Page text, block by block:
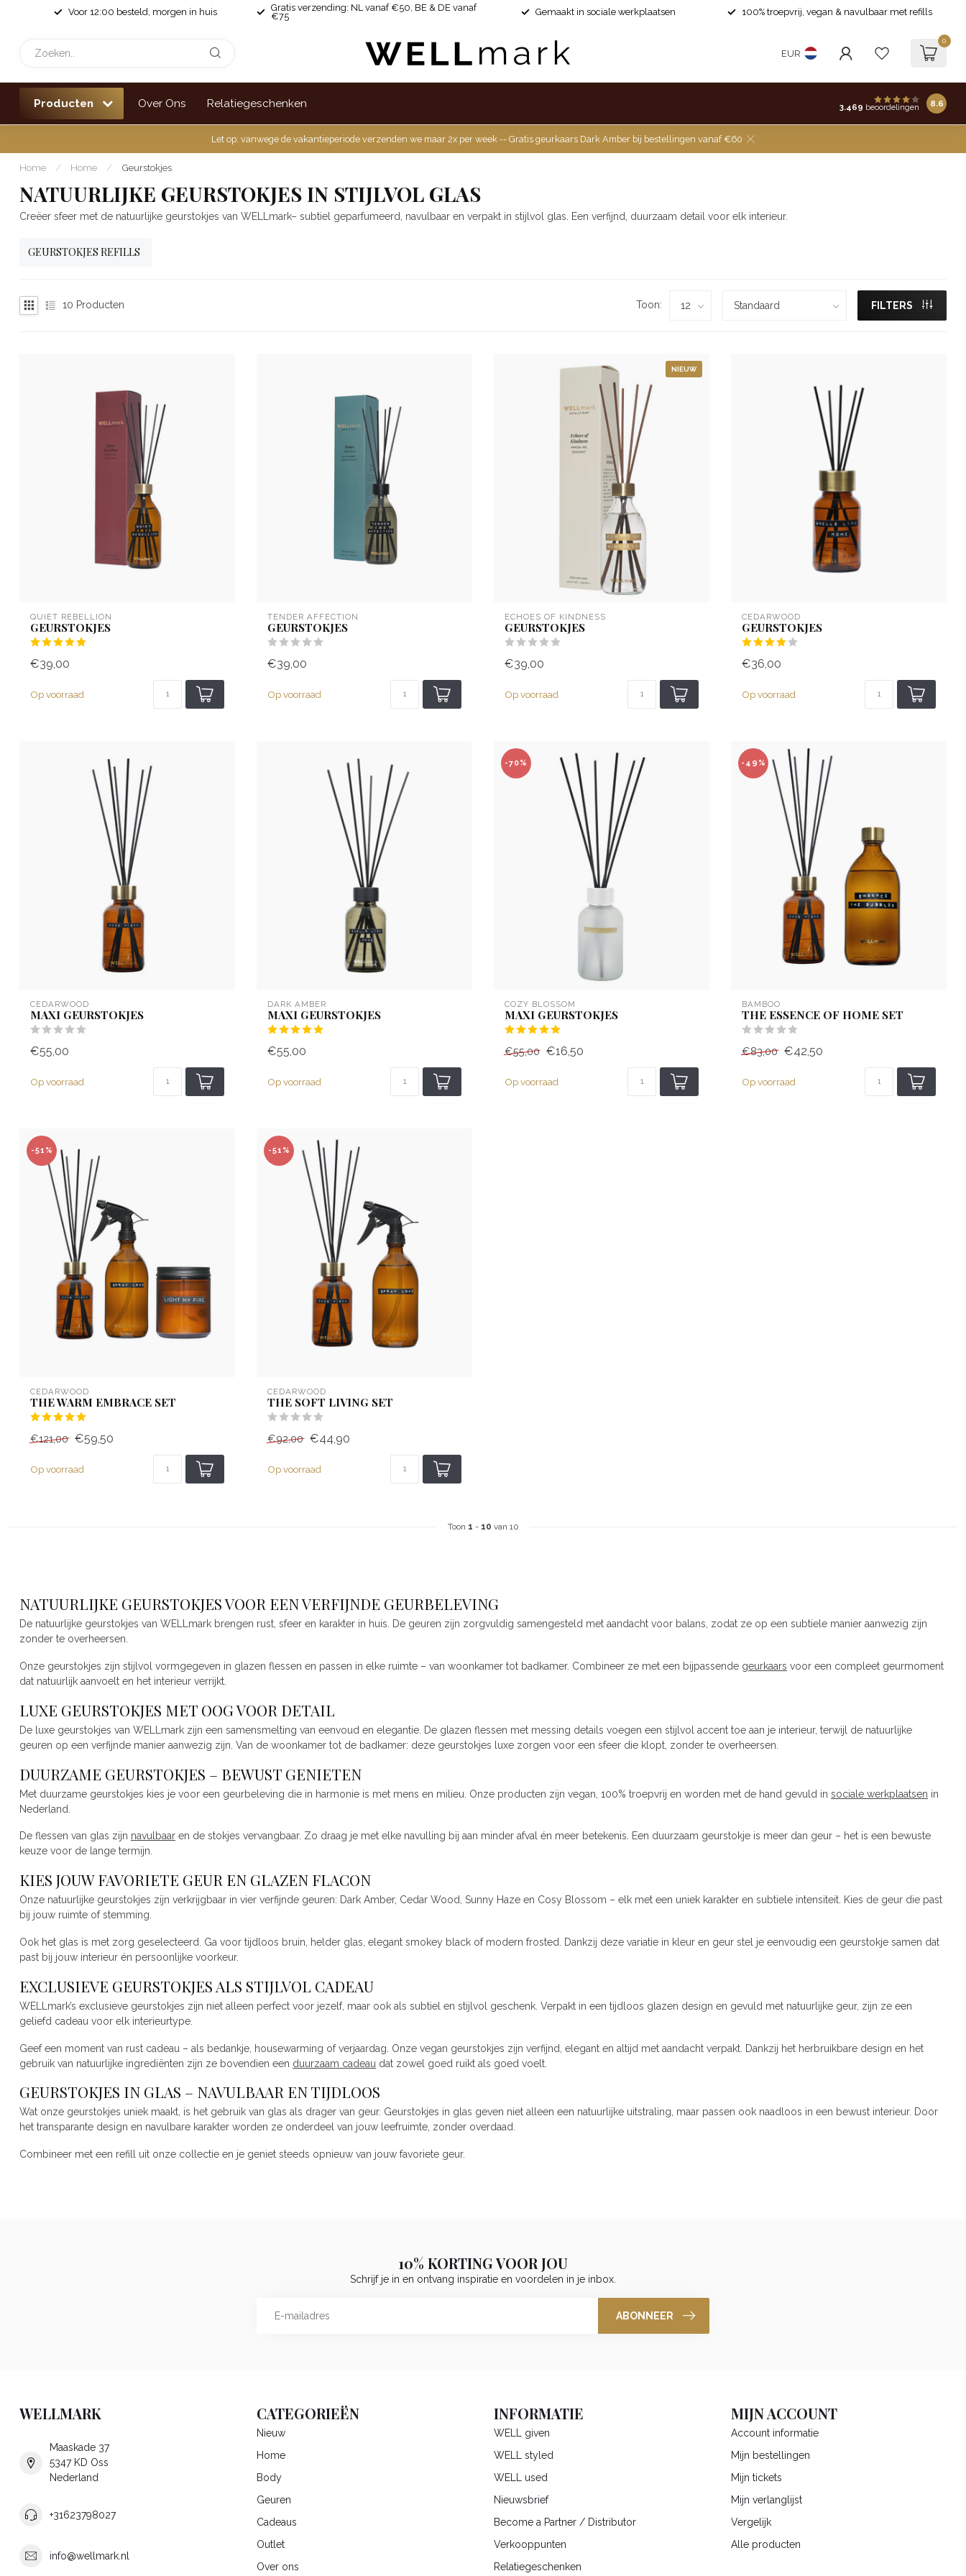
Voor 12:00 besteld, morgen in huis
Gratis verzending: NL vanaf €50, BE & DE vanaf
€75
Gemaakt in sociale werkplaatsen 100% troepvrij, vegan & navulbaar met refills
EUR
0
Producten Over Ons Relatiegeschenken 3.469 beoordelingen 8.6
Let op: vanwege de vakantieperiode verzenden we maar 2x per week -- Gratis geurkaars Dark Amber bij bestellingen vanaf €60
Home / Home / Geurstokjes
NATUURLIJKE GEURSTOKJES IN STIJLVOL GLAS
Creëer sfeer met de natuurlijke geurstokjes van WELLmark– subtiel geparfumeerd, navulbaar en verpakt in stijlvol glas. Een verfijnd, duurzaam detail voor elk interieur.
GEURSTOKJES REFILLS
10 Producten Toon: FILTERS
QUIET REBELLION
GEURSTOKJES
€39,00
Op voorraad
TENDER AFFECTION
GEURSTOKJES
€39,00
Op voorraad
NIEUW
ECHOES OF KINDNESS
GEURSTOKJES
€39,00
Op voorraad
CEDARWOOD
GEURSTOKJES
€36,00
Op voorraad
CEDARWOOD
MAXI GEURSTOKJES
€55,00
Op voorraad
DARK AMBER
MAXI GEURSTOKJES
€55,00
Op voorraad
-70%
COZY BLOSSOM
MAXI GEURSTOKJES
€55,00 €16,50
Op voorraad
-49%
BAMBOO
THE ESSENCE OF HOME SET
€83,00 €42,50
Op voorraad
-51%
CEDARWOOD
THE WARM EMBRACE SET
€121,00 €59,50
Op voorraad
-51%
CEDARWOOD
THE SOFT LIVING SET
€92,00 €44,90
Op voorraad
Toon 1 - 10 van 10
NATUURLIJKE GEURSTOKJES VOOR EEN VERFIJNDE GEURBELEVING
De natuurlijke geurstokjes van WELLmark brengen rust, sfeer en karakter in huis. De geuren zijn zorgvuldig samengesteld met aandacht voor balans, zodat ze op een subtiele manier aanwezig zijn
zonder te overheersen.
Onze geurstokjes zijn stijlvol vormgegeven in glazen flessen en passen in elke ruimte – van woonkamer tot badkamer. Combineer ze met een bijpassende geurkaars voor een compleet geurmoment
dat natuurlijk aanvoelt en het interieur verrijkt.
LUXE GEURSTOKJES MET OOG VOOR DETAIL
De luxe geurstokjes van WELLmark zijn een samensmelting van eenvoud en elegantie. De glazen flessen met messing details voegen een stijlvol accent toe aan je interieur, terwijl de natuurlijke
geuren op een verfijnde manier aanwezig zijn. Van de woonkamer tot de badkamer: deze geurstokjes luxe zorgen voor een sfeer die klopt, zonder te overheersen.
DUURZAME GEURSTOKJES – BEWUST GENIETEN
Met duurzame geurstokjes kies je voor een geurbeleving die in harmonie is met mens en milieu. Onze producten zijn vegan, 100% troepvrij en worden met de hand gevuld in sociale werkplaatsen in
Nederland.
De flessen van glas zijn navulbaar en de stokjes vervangbaar. Zo draag je met elke navulling bij aan minder afval én meer betekenis. Een duurzaam geurstokje is meer dan geur – het is een bewuste
keuze voor de lange termijn.
KIES JOUW FAVORIETE GEUR EN GLAZEN FLACON
Onze natuurlijke geurstokjes zijn verkrijgbaar in vier verfijnde geuren: Dark Amber, Cedar Wood, Sunny Haze en Cosy Blossom – elk met een uniek karakter en subtiele intensiteit. Kies de geur die past
bij jouw ruimte of stemming.
Ook het glas is met zorg geselecteerd. Ga voor tijdloos bruin, helder glas, elegant smokey black of modern frosted. Dankzij deze variatie in kleur en geur stel je eenvoudig een geurstokje samen dat
past bij jouw interieur én persoonlijke voorkeur.
EXCLUSIEVE GEURSTOKJES ALS STIJLVOL CADEAU
WELLmark’s exclusieve geurstokjes zijn niet alleen perfect voor jezelf, maar ook als subtiel en stijlvol geschenk. Verpakt in een tijdloos glazen design en gevuld met natuurlijke geur, zijn ze een
geliefd cadeau voor elk interieurtype.
Geef een moment van rust cadeau – als bedankje, housewarming of verjaardag. Onze vegan geurstokjes zijn verfijnd, elegant en altijd met aandacht verpakt. Dankzij het herbruikbare design en het
gebruik van natuurlijke ingrediënten zijn ze bovendien een duurzaam cadeau dat zowel goed ruikt als goed voelt.
GEURSTOKJES IN GLAS – NAVULBAAR EN TIJDLOOS
Wat onze geurstokjes uniek maakt, is het gebruik van glas als drager van geur. Geurstokjes in glas geven niet alleen een natuurlijke uitstraling, maar passen ook naadloos in een bewust interieur. Door
het transparante design en navulbare karakter worden ze onderdeel van jouw leefruimte, zonder overdaad.
Combineer met een refill uit onze collectie en je geniet steeds opnieuw van jouw favoriete geur.
10% KORTING VOOR JOU
Schrijf je in en ontvang inspiratie en voordelen in je inbox.
ABONNEER
WELLMARK
Maaskade 37
5347 KD Oss
Nederland
+31623798027
info@wellmark.nl
CATEGORIEËN
Nieuw
Home
Body
Geuren
Cadeaus
Outlet
Over ons
INFORMATIE
WELL given
WELL styled
WELL used
Nieuwsbrief
Become a Partner / Distributor
Verkooppunten
Relatiegeschenken
MIJN ACCOUNT
Account informatie
Mijn bestellingen
Mijn tickets
Mijn verlanglijst
Vergelijk
Alle producten